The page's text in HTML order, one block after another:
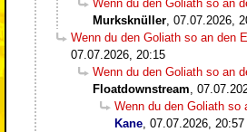
Wenn du den Goliath so an
Murksknüller 07.07.2026,
Wenn du den Goliath so an den
07.07.2026, 20:15
Wenn du den Goliath so an
Floatdownstream
Wenn du den Goliath so
Kane 07.07.2026, 20:57